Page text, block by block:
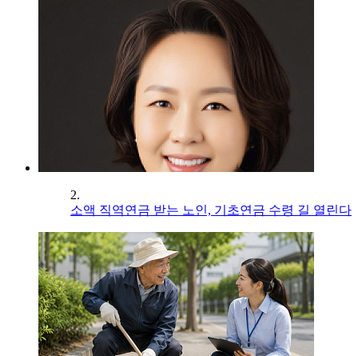
2.
소액 직역연금 받는 노인, 기초연금 수령 길 열린다